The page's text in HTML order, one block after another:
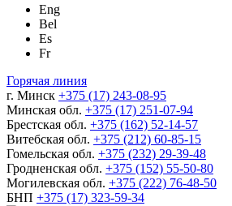
Eng
Bel
Es
Fr
Горячая линия
г. Минск +375 (17) 243-08-95
Минская обл. +375 (17) 251-07-94
Брестская обл. +375 (162) 52-14-57
Витебская обл. +375 (212) 60-85-15
Гомельская обл. +375 (232) 29-39-48
Гродненская обл. +375 (152) 55-50-80
Могилевская обл. +375 (222) 76-48-50
БНП +375 (17) 323-59-34